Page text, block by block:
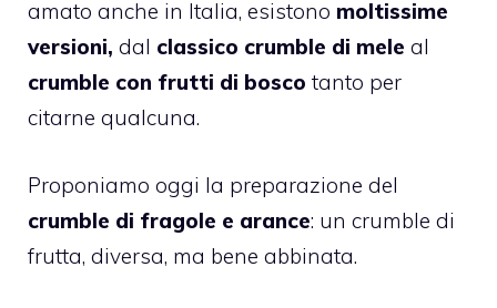
amato anche in Italia, esistono moltissime
versioni, dal classico crumble di mele al
crumble con frutti di bosco tanto per
citarne qualcuna.
Proponiamo oggi la preparazione del
crumble di fragole e arance: un crumble di
frutta, diversa, ma bene abbinata.